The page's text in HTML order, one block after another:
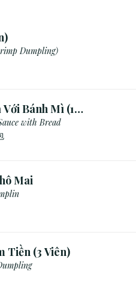
Dumpling)
Bánh Mì (1
with Bread
Mai
Tiền (3 Viên)